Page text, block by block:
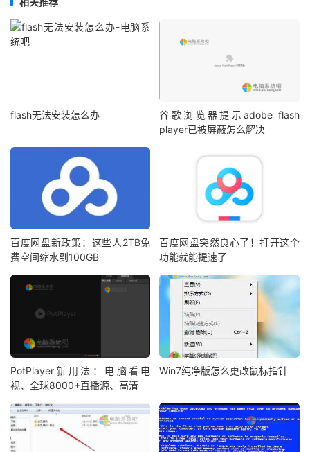
flash无法安装怎么办
谷歌浏览器提示adobe flash
player已被屏蔽怎么解决
百度网盘新政策：这些人2TB免
费空间缩水到100GB
百度网盘突然良心了！打开这个
功能就能提速了
PotPlayer新用法：电脑看电
视、全球8000+直播源、高清
Win7纯净版怎么更改鼠标指针